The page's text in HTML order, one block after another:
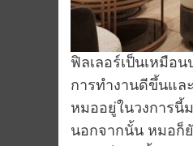
ฟิลเลอร์เป็นเหมือ
การทำงานดีขึ้นแล
หมออยู่ในวงการนี้
นอกจากนั้น หมอก็ยั